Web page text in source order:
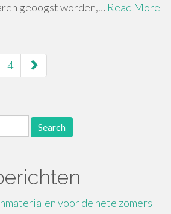
geoogst worden,… Read More
4
voor de hete zomers